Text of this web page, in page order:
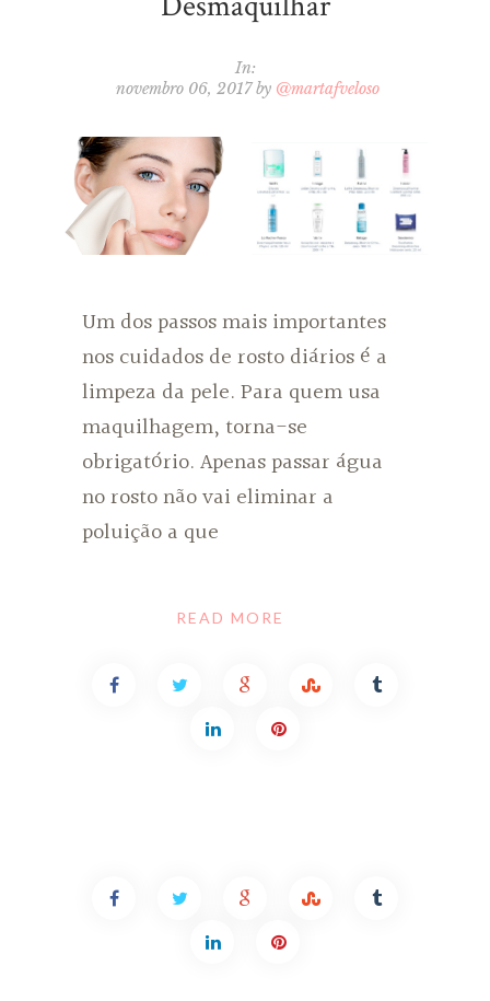
In:
novembro 06, 2017by @martafveloso
Um dos passos mais importantes
nos cuidados de rosto diários é a
limpeza da pele. Para quem usa
maquilhagem, torna-se
obrigatório. Apenas passar água
no rosto não vai eliminar a
poluição a que
READ MORE